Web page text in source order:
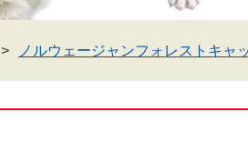
ノルウェージャンフォレストキャ